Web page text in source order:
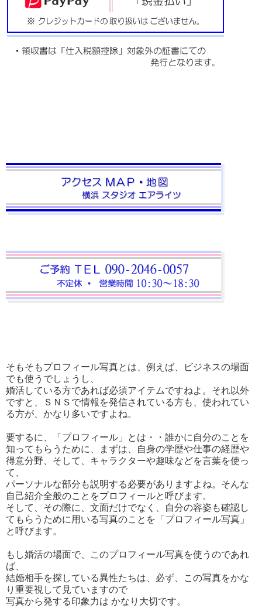
そもそもプロフィール写真とは、例えば、ビジネスの場面
でも使うでしょうし、
婚活している方であれば必須アイテムですねよ。それ以外
ですと、ＳＮＳで情報を発信されている方も、使われてい
る方が、かなり多いですよね。
要するに、「プロフィール」とは・・誰かに自分のことを
知ってもらうために、まずは、自身の学歴や仕事の経歴や
得意分野、そして、キャラクターや趣味などを言葉を使っ
て、
パーソナルな部分も説明する必要がありますよね。そんな
自己紹介全般のことをプロフィールと呼びます。
そして、その際に、文面だけでなく、自分の容姿も確認し
てもらうために用いる写真のことを「プロフィール写真」
と呼びます。
もし婚活の場面で、このプロフィール写真を使うのであれ
ば、
結婚相手を探している異性たちは、必ず、この写真をかな
り重要視して見ていますので
写真から発する印象力は かなり大切です。